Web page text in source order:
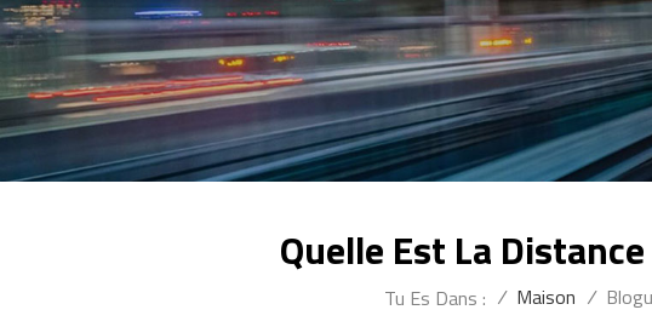
Quelle Est La
Tu Es Dans : / Maison /